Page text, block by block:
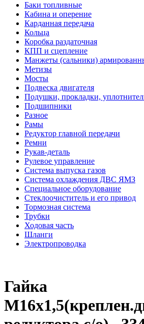
Баки топливные
Кабина и оперение
Карданная передача
Кольца
Коробка раздаточная
КПП и сцепление
Манжеты (сальники)
Метизы
Мосты
Подвеска двигателя
Подушки, прокладки,
Подшипники
Разное
Рамы
Редуктор главной передачи
Ремни
Рукав-деталь
Рулевое управление
Система выпуска газов
Система охлаждения ДВС ЯМЗ
Специальное оборудование
Стеклоочиститель и его привод
Тормозная система
Трубки
Ходовая часть
Шланги
Электропроводка
Гайка